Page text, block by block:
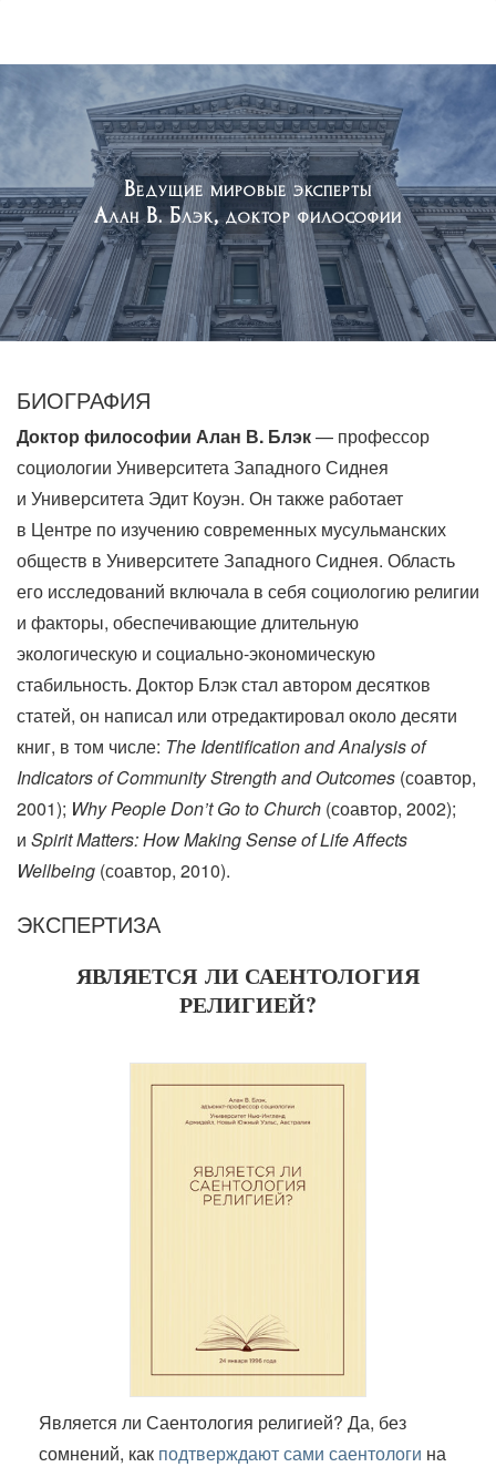
Ведущие мировые эксперты
Алан В. Блэк, доктор философии
БИОГРАФИЯ
Доктор философии Алан В. Блэк— профессор
социологии Университета Западного Сиднея
и Университета Эдит Коуэн. Он также работает
в Центре по изучению современных мусульманских
обществ в Университете Западного Сиднея. Область
его исследований включала в себя социологию религии
и факторы, обеспечивающие длительную
экологическую и социально-экономическую
стабильность. Доктор Блэк стал автором десятков
статей, он написал или отредактировал около десяти
книг, в том числе: The Identification and Analysis of
Indicators of Community Strength and Outcomes (соавтор,
2001); Why People Don’t Go to Church (соавтор, 2002);
и Spirit Matters: How Making Sense of Life Affects
Wellbeing (соавтор, 2010).
ЭКСПЕРТИЗА
ЯВЛЯЕТСЯ ЛИ САЕНТОЛОГИЯ
РЕЛИГИЕЙ?
Является ли Саентология религией? Да, без
сомнений, как подтверждают сами саентологи на